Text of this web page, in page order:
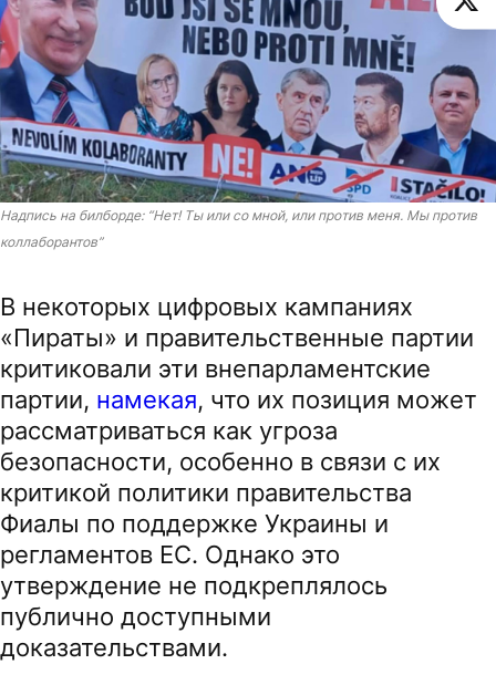
Надпись на билборде: “Нет! Ты или со мной, или против меня. Мы против
коллаборантов”
В некоторых цифровых кампаниях
«Пираты» и правительственные партии
критиковали эти внепарламентские
партии, намекая, что их позиция может
рассматриваться как угроза
безопасности, особенно в связи с их
критикой политики правительства
Фиалы по поддержке Украины и
регламентов ЕС. Однако это
утверждение не подкреплялось
публично доступными
доказательствами.